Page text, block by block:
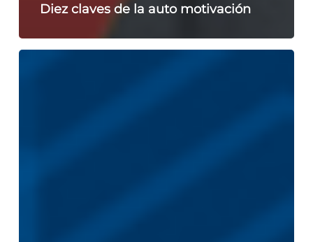
Diez claves de la auto motivación